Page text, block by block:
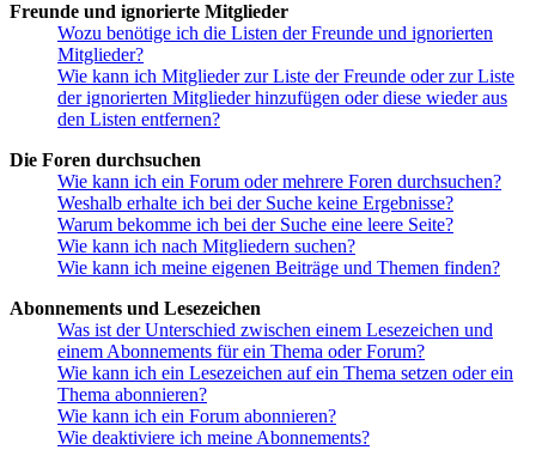
Freunde und ignorierte Mitglieder
Wozu benötige ich die Listen der Freunde und ignorierten
Mitglieder?
Wie kann ich Mitglieder zur Liste der Freunde oder zur Liste
der ignorierten Mitglieder hinzufügen oder diese wieder aus
den Listen entfernen?
Die Foren durchsuchen
Wie kann ich ein Forum oder mehrere Foren durchsuchen?
Weshalb erhalte ich bei der Suche keine Ergebnisse?
Warum bekomme ich bei der Suche eine leere Seite?
Wie kann ich nach Mitgliedern suchen?
Wie kann ich meine eigenen Beiträge und Themen finden?
Abonnements und Lesezeichen
Was ist der Unterschied zwischen einem Lesezeichen und
einem Abonnements für ein Thema oder Forum?
Wie kann ich ein Lesezeichen auf ein Thema setzen oder ein
Thema abonnieren?
Wie kann ich ein Forum abonnieren?
Wie deaktiviere ich meine Abonnements?